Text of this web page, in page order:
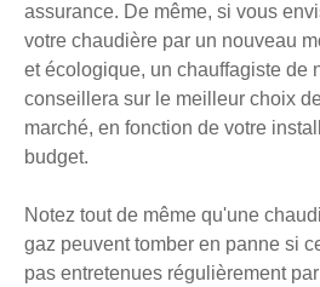
assurance. De même, si vous
votre chaudière par un nouveau
et écologique, un chauffagiste de
conseillera sur le meilleur choix
marché, en fonction de votre
budget.
Notez tout de même qu'une
gaz peuvent tomber en panne si
pas entretenues régulièrement